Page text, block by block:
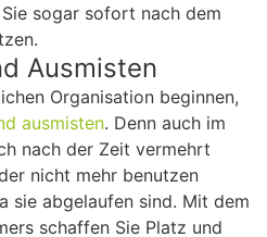
sogar sofort nach dem
Ausmisten
Organisation beginnen,
ausmisten. Denn auch im
nach der Zeit vermehrt
nicht mehr benutzen
sie abgelaufen sind. Mit dem
schaffen Sie Platz und